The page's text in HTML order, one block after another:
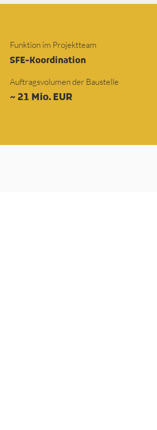
Funktion im Projektteam
SFE-Koordination
Auftragsvolumen der Baustelle
~ 21 Mio. EUR